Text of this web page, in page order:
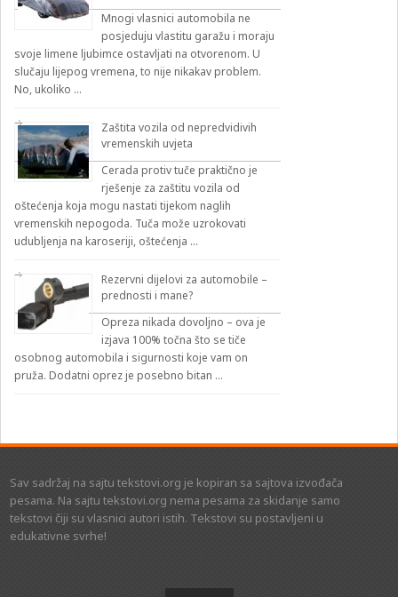
Mnogi vlasnici automobila ne
posjeduju vlastitu garažu i moraju
svoje limene ljubimce ostavljati na otvorenom. U
slučaju lijepog vremena, to nije nikakav problem.
No, ukoliko …
Zaštita vozila od nepredvidivih
vremenskih uvjeta
Cerada protiv tuče praktično je
rješenje za zaštitu vozila od
oštećenja koja mogu nastati tijekom naglih
vremenskih nepogoda. Tuča može uzrokovati
udubljenja na karoseriji, oštećenja …
Rezervni dijelovi za automobile –
prednosti i mane?
Opreza nikada dovoljno – ova je
izjava 100% točna što se tiče
osobnog automobila i sigurnosti koje vam on
pruža. Dodatni oprez je posebno bitan …
Sav sadržaj na sajtu tekstovi.org je kopiran sa sajtova izvođača
pesama. Na sajtu tekstovi.org nema pesama za skidanje samo
tekstovi čiji su vlasnici autori istih. Tekstovi su postavljeni u
edukativne svrhe!